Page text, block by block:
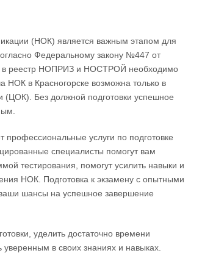
(НОК) является важным этапом для
Федеральному закону №447 от
в реестр НОПРИЗ и НОСТРОЙ необходимо
НОК в Красногорске возможна только в
(ЦОК). Без должной подготовки успешное
профессиональные услуги по подготовке
специалисты помогут вам
тестирования, помогут усилить навыки и
НОК. Подготовка к экзамену с опытными
шансы на успешное завершение
уделить достаточно времени
в своих знаниях и навыках.